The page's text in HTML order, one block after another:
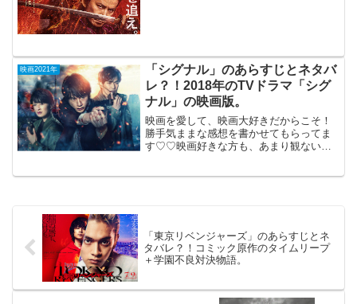
映画2021年
「シグナル」のあらすじとネタバ
レ？！2018年のTVドラマ「シグ
ナル」の映画版。
映画を愛して、映画大好きだからこそ！
勝手気ままな感想を書かせてもらってま
す♡♡映画好きな方も、あまり観ない方
「東京リベンジャーズ」のあらすじとネ
タバレ？！コミック原作のタイムリープ
＋学園不良対決物語。